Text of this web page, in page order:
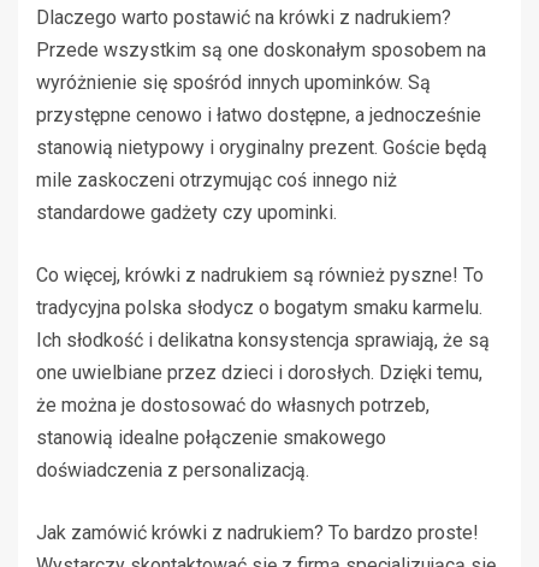
Dlaczego warto postawić na krówki z nadrukiem?
Przede wszystkim są one doskonałym sposobem na
wyróżnienie się spośród innych upominków. Są
przystępne cenowo i łatwo dostępne, a jednocześnie
stanowią nietypowy i oryginalny prezent. Goście będą
mile zaskoczeni otrzymując coś innego niż
standardowe gadżety czy upominki.
Co więcej, krówki z nadrukiem są również pyszne! To
tradycyjna polska słodycz o bogatym smaku karmelu.
Ich słodkość i delikatna konsystencja sprawiają, że są
one uwielbiane przez dzieci i dorosłych. Dzięki temu,
że można je dostosować do własnych potrzeb,
stanowią idealne połączenie smakowego
doświadczenia z personalizacją.
Jak zamówić krówki z nadrukiem? To bardzo proste!